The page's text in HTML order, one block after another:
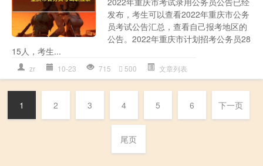
发布，考生可以查看2022年重庆市公务
员考试公告汇总，查看自己报考地区的
公告。2022年重庆市计划招考公务员28
15人，考生...
zr 10-23 715 500 文章列表
1 2 3 4 5 6 下一页
尾页